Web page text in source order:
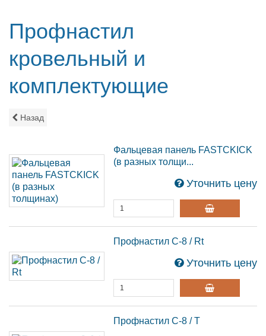
Профнастил
кровельный и
комплектующие
Назад
Фальцевая панель FASTCKICK
(в разных толщи...
Уточнить цену
Профнастил С-8 / Rt
Уточнить цену
Профнастил С-8 / T